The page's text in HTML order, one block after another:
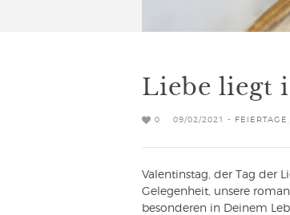
Liebe liegt
0 09/02/2021 - FEIERTAGE
Valentinstag, der Tag der
Gelegenheit, unsere
besonderen in Deinem